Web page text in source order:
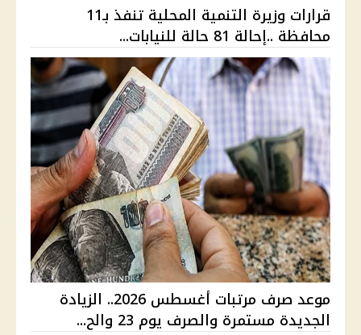
قرارات وزيرة التنمية المحلية تنفذ بـ11
محافظة ..إحالة 81 حالة للنيابات...
موعد صرف مرتبات أغسطس 2026.. الزيادة
الجديدة مستمرة والصرف يوم 23 والح...